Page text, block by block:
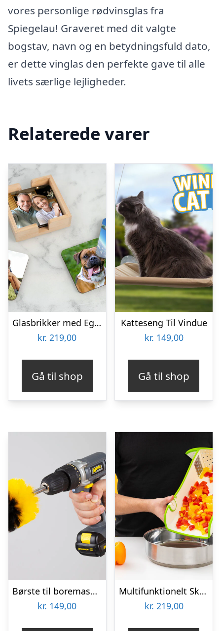
vores personlige rødvinsglas fra
Spiegelau! Graveret med dit valgte
bogstav, navn og en betydningsfuld dato,
er dette vinglas den perfekte gave til alle
livets særlige lejligheder.
Relaterede varer
Glasbrikker med Eget Foto – 6-pak
kr. 219,00
Gå til shop
Katteseng Til Vindue
kr. 149,00
Gå til shop
Børste til boremaskine 3-pak – Wibbri
kr. 149,00
Multifunktionelt Skærebræt – KitchPro
kr. 219,00